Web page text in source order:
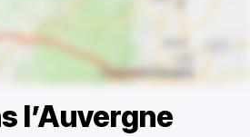
l’Auvergne